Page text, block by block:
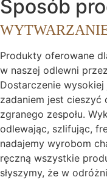
Sposób
Produkty oferowane
w naszej odlewni przez
Dostarczenie
zadaniem jest
zgranego zespołu.
odlewając, szlifując,
nadajemy wyrobom
ręczną wszystkie
słyszymy, że w